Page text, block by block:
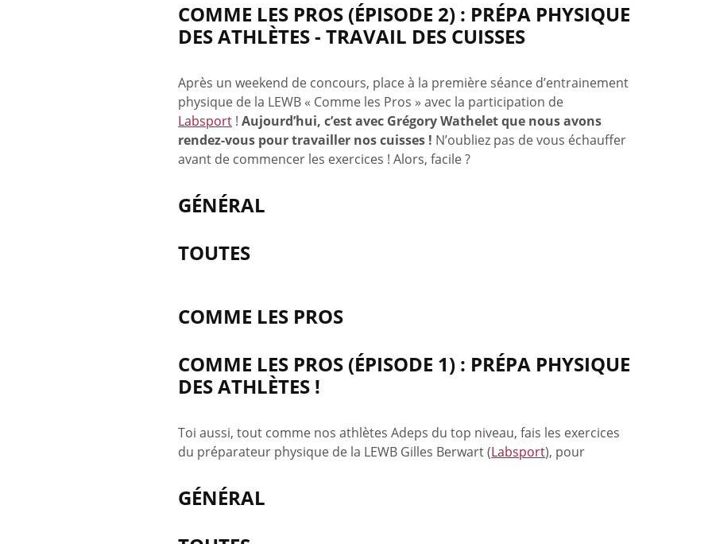
COMME LES PROS (ÉPISODE 2) : PRÉPA PHYSIQUE
DES ATHLÈTES - TRAVAIL DES CUISSES
Après un weekend de concours, place à la première séance d’entrainement
physique de la LEWB « Comme les Pros » avec la participation de
Labsport ! Aujourd’hui, c’est avec Grégory Wathelet que nous avons
rendez-vous pour travailler nos cuisses ! N’oubliez pas de vous échauffer
avant de commencer les exercices ! Alors, facile ?
GÉNÉRAL
TOUTES
COMME LES PROS
COMME LES PROS (ÉPISODE 1) : PRÉPA PHYSIQUE
DES ATHLÈTES !
Toi aussi, tout comme nos athlètes Adeps du top niveau, fais les exercices
du préparateur physique de la LEWB Gilles Berwart (Labsport), pour
GÉNÉRAL